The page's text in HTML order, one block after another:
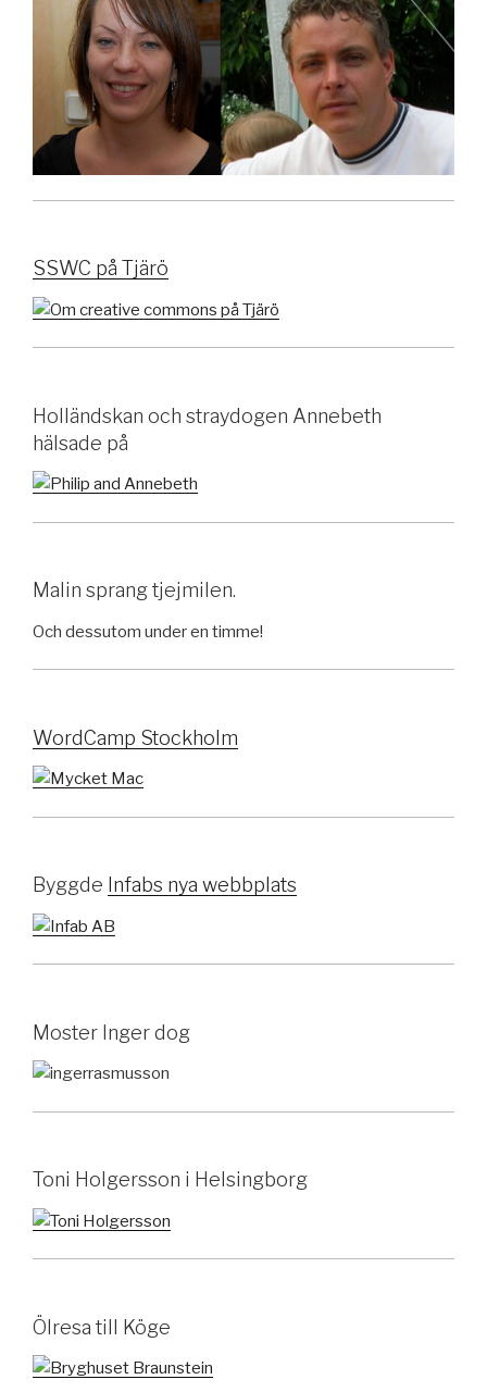
SSWC på Tjärö
Holländskan och straydogen Annebeth
hälsade på
Malin sprang tjejmilen.
Och dessutom under en timme!
WordCamp Stockholm
Byggde Infabs nya webbplats
Moster Inger dog
Toni Holgersson i Helsingborg
Ölresa till Köge